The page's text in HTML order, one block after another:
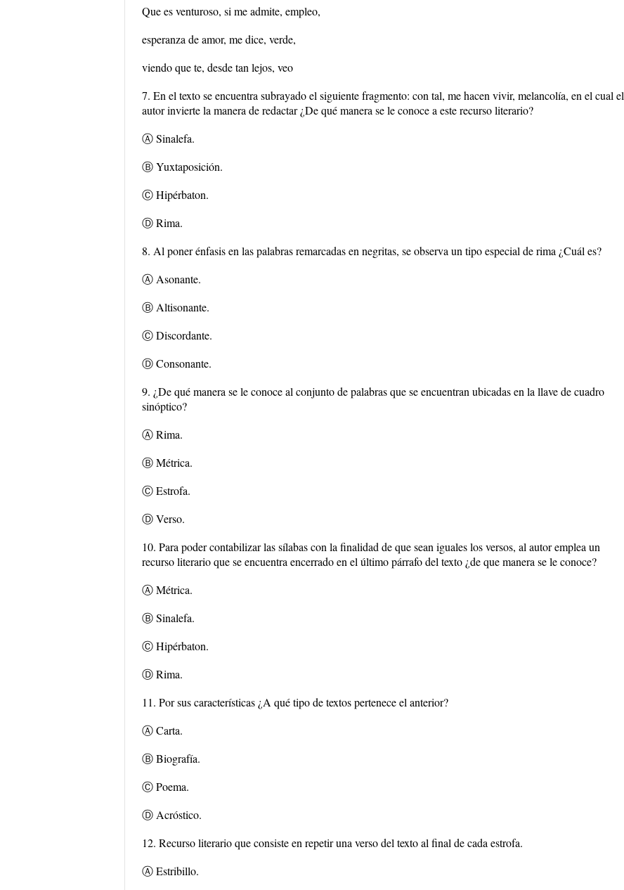
Que es venturoso, si me admite, empleo,
esperanza de amor, me dice, verde,
viendo que te, desde tan lejos, veo
7. En el texto se encuentra subrayado el siguiente fragmento: con tal, me hacen vivir, melancolía, en el cual el
autor invierte la manera de redactar ¿De qué manera se le conoce a este recurso literario?
Ⓐ Sinalefa.
Ⓑ Yuxtaposición.
Ⓒ Hipérbaton.
Ⓓ Rima.
8. Al poner énfasis en las palabras remarcadas en negritas, se observa un tipo especial de rima ¿Cuál es?
Ⓐ Asonante.
Ⓑ Altisonante.
Ⓒ Discordante.
Ⓓ Consonante.
9. ¿De qué manera se le conoce al conjunto de palabras que se encuentran ubicadas en la llave de cuadro
sinóptico?
Ⓐ Rima.
Ⓑ Métrica.
Ⓒ Estrofa.
Ⓓ Verso.
10. Para poder contabilizar las sílabas con la finalidad de que sean iguales los versos, al autor emplea un
recurso literario que se encuentra encerrado en el último párrafo del texto ¿de que manera se le conoce?
Ⓐ Métrica.
Ⓑ Sinalefa.
Ⓒ Hipérbaton.
Ⓓ Rima.
11. Por sus características ¿A qué tipo de textos pertenece el anterior?
Ⓐ Carta.
Ⓑ Biografía.
Ⓒ Poema.
Ⓓ Acróstico.
12. Recurso literario que consiste en repetir una verso del texto al final de cada estrofa.
Ⓐ Estribillo.